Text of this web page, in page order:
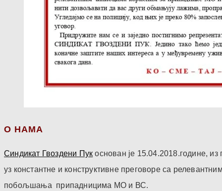
О НАМА
Синдикат Гвоздени Пук основан је 15.04.2018.године,
уз константне и конструктивне преговоре са
побољшања припадницима МО и ВС.